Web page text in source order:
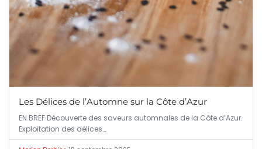
Les Délices de l’Automne sur la Côte d’Azur
EN BREF Découverte des saveurs automnales de la Côte d’Azur.
Exploitation des délices…